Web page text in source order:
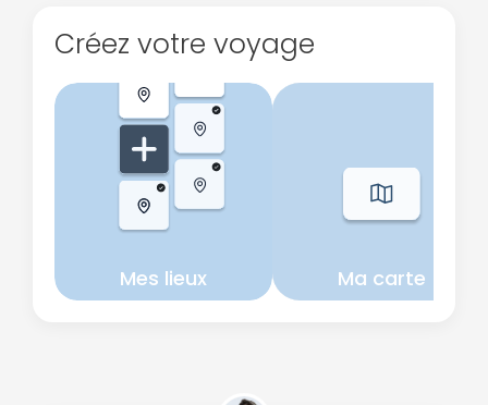
Créez votre voyage
Mes lieux Ma carte